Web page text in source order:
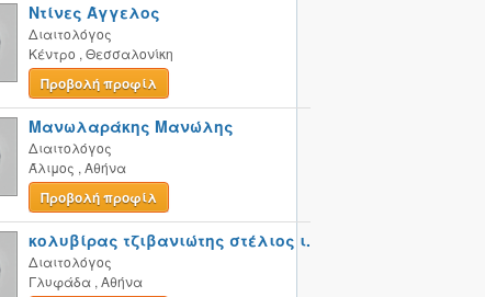
Ντίνες Άγγελος
Διαιτολόγος
Κέντρο , Θεσσαλονίκη
Προβολή προφίλ
Μανωλαράκης Μανώλης
Διαιτολόγος
Άλιμος , Αθήνα
Προβολή προφίλ
κολυβίρας τζιβανιώτης στέλιος ι.
Διαιτολόγος
Γλυφάδα , Αθήνα